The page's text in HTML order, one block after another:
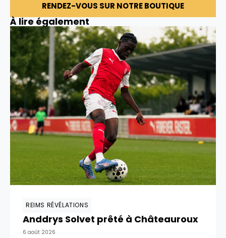
RENDEZ-VOUS SUR NOTRE BOUTIQUE
À lire également
REIMS RÉVÉLATIONS
Anddrys Solvet prêté à Châteauroux
6 août 2026